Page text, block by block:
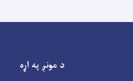
د مونږ په اړه